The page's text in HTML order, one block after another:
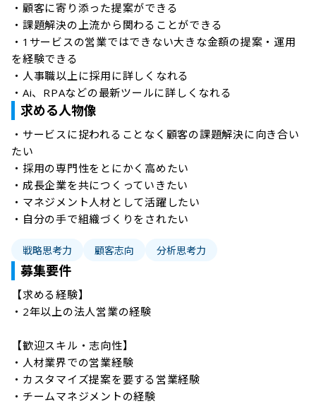
・顧客に寄り添った提案ができる
・課題解決の上流から関わることができる
・1サービスの営業ではできない大きな金額の提案・運用
を経験できる
・人事職以上に採用に詳しくなれる
・Ai、RPAなどの最新ツールに詳しくなれる
求める人物像
・サービスに捉われることなく顧客の課題解決に向き合い
たい
・採用の専門性をとにかく高めたい
・成長企業を共につくっていきたい
・マネジメント人材として活躍したい
・自分の手で組織づくりをされたい
戦略思考力 顧客志向 分析思考力
募集要件
【求める経験】
・2年以上の法人営業の経験
【歓迎スキル・志向性】
・人材業界での営業経験
・カスタマイズ提案を要する営業経験
・チームマネジメントの経験